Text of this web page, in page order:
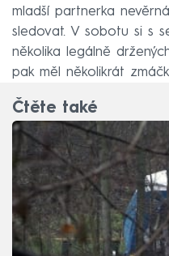
mladší partnerka
sledovat. V sobotu si s
několika legálně
pak měl několikrát
Čtěte také